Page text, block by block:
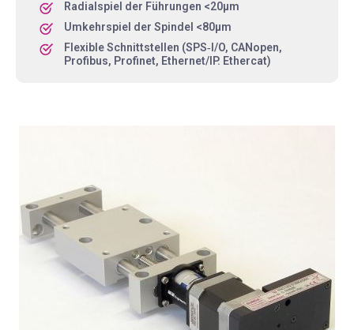
Radialspiel der Führungen <20µm
Umkehrspiel der Spindel <80µm
Flexible Schnittstellen (SPS‑I/O, CANopen,
Profibus, Profinet, Ethernet/IP. Ethercat)